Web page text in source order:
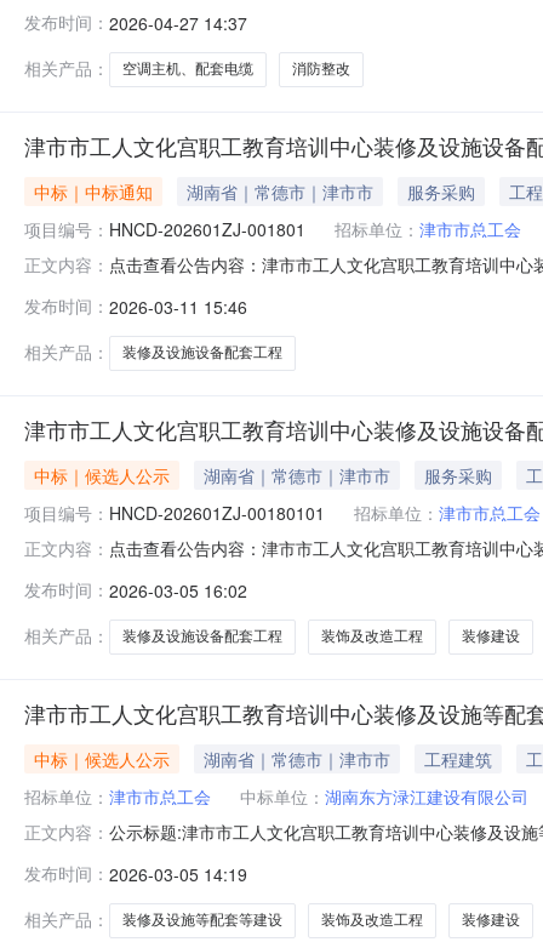
改项目60万元202605无本次公开的采购意向是本单位政
发布时间： 2026-04-27 14:37
相关产品：
空调主机、配套电缆 消防整改
津市市工人文化宫职工教育培训中心装修及设施设备
中标｜中标通知 湖南省｜常德市｜津市市 服务采购
工程
项目编号： HNCD-202601ZJ-001801 招标单位： 津市市总工会
正文内容： 点击查看公告内容：津市市工人文化宫职工教育培训中
发布时间： 2026-03-11 15:46
相关产品：
装修及设施设备配套工程
津市市工人文化宫职工教育培训中心装修及设施设备
中标｜候选人公示 湖南省｜常德市｜津市市 服务采购
项目编号： HNCD-202601ZJ-00180101 招标单位： 津市市总工会
正文内容： 点击查看公告内容：津市市工人文化宫职工教育培训中
发布时间： 2026-03-05 16:02
相关产品：
装修及设施设备配套工程 装饰及改造工程 装修建设
津市市工人文化宫职工教育培训中心装修及设施等配
中标｜候选人公示 湖南省｜常德市｜津市市 工程建筑
招标单位： 津市市总工会 中标单位： 湖南东方渌江建设有限公司
正文内容： 公示标题:津市市工人文化宫职工教育培训中心装修及设
文化宫职工教育培训中心装修及设施设备配套工程（项
发布时间： 2026-03-05 14:19
相关产品：
装修及设施等配套等建设 装饰及改造工程 装修建设